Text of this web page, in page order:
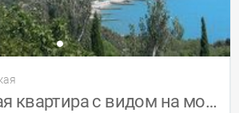
2-х комнатная квартира с видом на море в